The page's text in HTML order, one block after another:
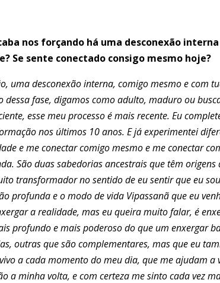
nos forçando há uma desconexão
Se sente conectado consigo mesmo hoje?
uma desconexão interna, comigo mesmo e com
dessa fase, digamos como adulto, maduro ou
esse meu processo é mais recente. Eu
nos últimos 10 anos. E já experimentei
e me conectar comigo mesmo e me conectar
São duas sabedorias ancestrais que têm
transformador no sentido de eu sentir que eu
profunda e o modo de vida Vipassanã que eu
a realidade, mas eu queira muito falar, é
profundo e mais poderoso do que um enxergar
outras que são complementares, mas que eu
a cada momento do meu dia, que me ajudam
a minha volta, e com certeza me sinto cada vez